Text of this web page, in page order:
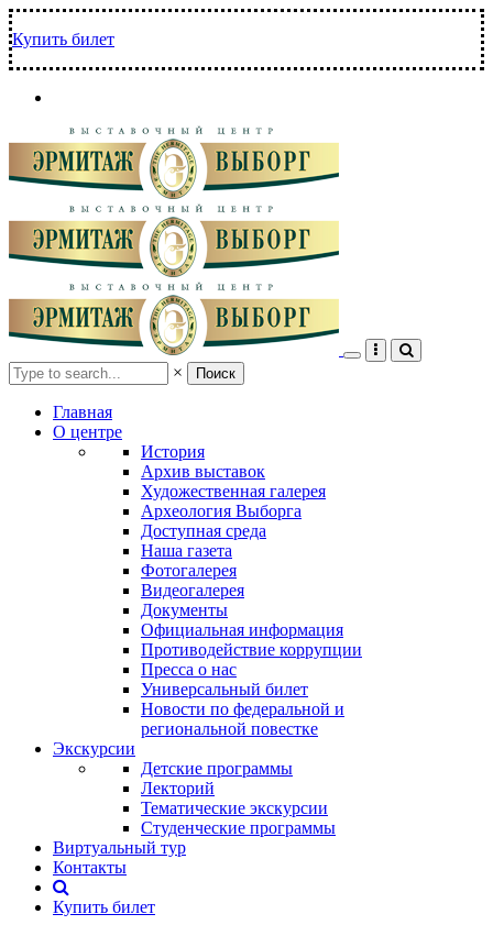
Перейти
к
основному
Купить билет
Search ×
Главная
О центре
История
Архив выставок
Художественная галерея
Археология Выборга
Доступная среда
Наша газета
Фотогалерея
Видеогалерея
Документы
Официальная информация
Противодействие коррупции
Пресса о нас
Универсальный билет
Новости по федеральной и
региональной повестке
Экскурсии
Детские программы
Лекторий
Тематические экскурсии
Студенческие программы
Виртуальный тур
Контакты
Купить билет